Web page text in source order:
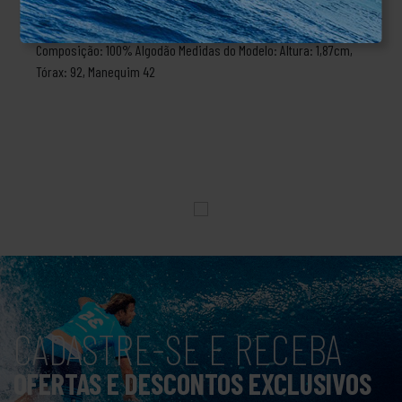
corpo, permitindo uma maior liberdade nos movimentos, com
estampa no peito, silk interno e etiqueta personalizada.
Composição: 100% Algodão Medidas do Modelo: Altura: 1,87cm,
Tórax: 92, Manequim 42
CADASTRE-SE E RECEBA
OFERTAS E DESCONTOS EXCLUSIVOS